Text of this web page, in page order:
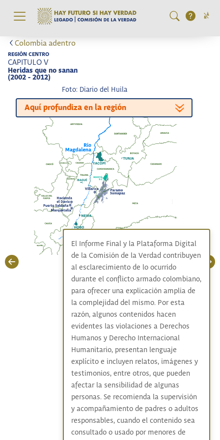
Pasar al contenido principal
Colombia adentro
REGIÓN CENTRO
CAPITULO V
Heridas que no sanan
(2002 - 2012)
Foto: Diario del Huila
Aquí profundiza en la región
El Informe Final y la Plataforma Digital
de la Comisión de la Verdad contribuyen
al esclarecimiento de lo ocurrido
durante el conflicto armado colombiano,
para ofrecer una explicación amplia de
la complejidad del mismo. Por esta
razón, algunos contenidos hacen
evidentes las violaciones a Derechos
Humanos y Derecho Internacional
Humanitario, presentan lenguaje
explícito e incluyen relatos, imágenes y
testimonios, entre otros, que pueden
afectar la sensibilidad de algunas
personas. Se recomienda la supervisión
y acompañamiento de padres o adultos
responsables, cuando el contenido sea
consultado o usado por menores de